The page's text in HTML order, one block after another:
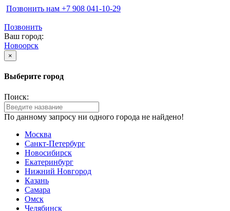
Позвонить нам ‪+7 908 041-10-29
Позвонить
Ваш город:
Новоорск
×
Выберите город
Поиск:
По данному запросу ни одного города не найдено!
Москва
Санкт-Петербург
Новосибирск
Екатеринбург
Нижний Новгород
Казань
Самара
Омск
Челябинск